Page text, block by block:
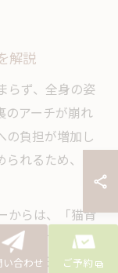
解説
らず、全身の姿
のアーチが崩れ
の負担が増加し
れるため、足
からは、「猫背
がしやすくなっ
崎市周辺で提供
い合わせ ご予約